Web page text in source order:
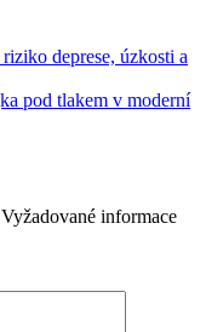
deprese, úzkosti a
pod tlakem v moderní
Vyžadované informace